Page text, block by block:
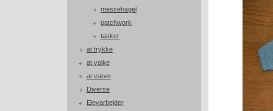
messehagel
patchwork
tasker
at trykke
at valke
at væve
Diverse
Elevarbejder